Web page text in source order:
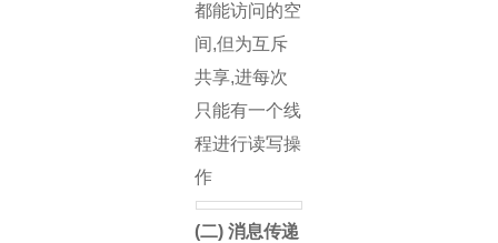
都能访问的空
间,但为互斥
共享,进每次
只能有一个线
程进行读写操
作
(二) 消息传递